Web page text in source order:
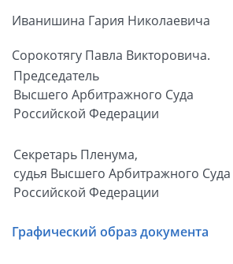
Иванишина Гария Николаевича
Сорокотягу Павла Викторовича.
Председатель
Высшего Арбитражного Суда
Российской Федерации
Секретарь Пленума,
судья Высшего Арбитражного Суда
Российской Федерации
Графический образ документа